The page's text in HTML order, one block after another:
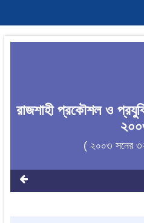
রাজশাহী প্রকৌশল ও
( ২০০৩ সনের